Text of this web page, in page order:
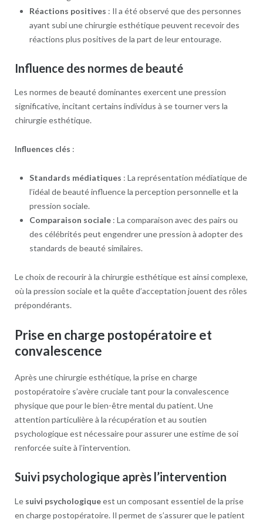
Réactions positives : Il a été observé que des personnes
ayant subi une chirurgie esthétique peuvent recevoir des
réactions plus positives de la part de leur entourage.
Influence des normes de beauté
Les normes de beauté dominantes exercent une pression
significative, incitant certains individus à se tourner vers la
chirurgie esthétique.
Influences clés :
Standards médiatiques : La représentation médiatique de
l’idéal de beauté influence la perception personnelle et la
pression sociale.
Comparaison sociale: La comparaison avec des pairs ou
des célébrités peut engendrer une pression à adopter des
standards de beauté similaires.
Le choix de recourir à la chirurgie esthétique est ainsi complexe,
où la pression sociale et la quête d’acceptation jouent des rôles
prépondérants.
Prise en charge postopératoire et
convalescence
Après une chirurgie esthétique, la prise en charge
postopératoire s’avère cruciale tant pour la convalescence
physique que pour le bien-être mental du patient. Une
attention particulière à la récupération et au soutien
psychologique est nécessaire pour assurer une estime de soi
renforcée suite à l’intervention.
Suivi psychologique après l’intervention
Le suivi psychologiqueest un composant essentiel de la prise
en charge postopératoire. Il permet de s’assurer que le patient